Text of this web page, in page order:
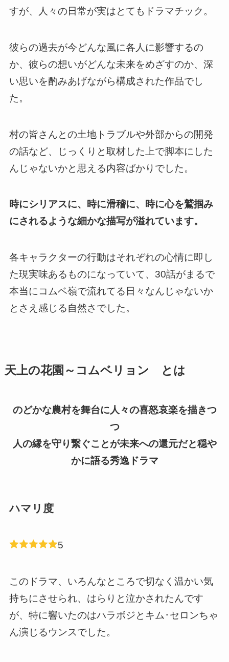
すが、人々の日常が実はとてもドラマチック。
彼らの過去が今どんな風に各人に影響するの
か、彼らの想いがどんな未来をめざすのか、深
い思いを酌みあげながら構成された作品でし
た。
村の皆さんとの土地トラブルや外部からの開発
の話など、じっくりと取材した上で脚本にした
んじゃないかと思える内容ばかり でした。
時にシリアスに、時に滑稽に、時に心を鷲掴み
にされるような細かな描写が溢れています。
各キャラクターの行動はそれぞれの心情に即し
た現実味あるものになっていて、 30話がまるで
本当にコムベ嶺で流れてる日々なんじゃないか
とさえ感じる自然さ でした。
天上の花園～コムベリョン とは
のどかな農村を舞台に人々の喜怒哀楽を描きつ
つ
人の縁を守り繋ぐことが未来への還元だと穏や
かに語る秀逸ドラマ
ハマリ度
5
このドラマ、いろんなところで切なく温かい気
持ちにさせられ、はらりと泣かされたんです
が、特に響いたのはハラボジとキム･セロンちゃ
ん演じるウンスでした。